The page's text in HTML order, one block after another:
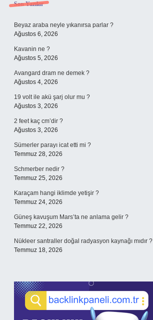
Sidebar
Son Yazılar
Beyaz araba neyle yıkanırsa parlar ?
Ağustos 6, 2026
Kavanin ne ?
Ağustos 5, 2026
Avangard dram ne demek ?
Ağustos 4, 2026
19 volt ile akü şarj olur mu ?
Ağustos 3, 2026
2 feet kaç cm’dir ?
Ağustos 3, 2026
Sümerler parayı icat etti mi ?
Temmuz 28, 2026
Schmerber nedir ?
Temmuz 25, 2026
Karaçam hangi iklimde yetişir ?
Temmuz 24, 2026
Güneş kavuşum Mars’ta ne anlama gelir ?
Temmuz 22, 2026
Nükleer santraller doğal radyasyon kaynağı mıdır ?
Temmuz 18, 2026